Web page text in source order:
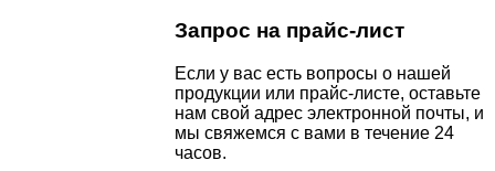
Запрос на прайс-лист
Если у вас есть вопросы о нашей
продукции или прайс-листе, оставьте
нам свой адрес электронной почты, и
мы свяжемся с вами в течение 24
часов.